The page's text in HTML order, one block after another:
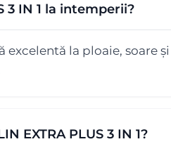
3 IN 1 la intemperii?
excelentă la ploaie, soare
EXTRA PLUS 3 IN 1?